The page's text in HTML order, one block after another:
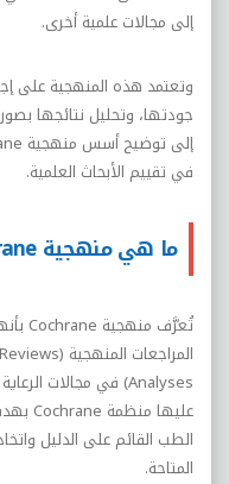
إلى مجالات علمية أخرى.
وتعتمد هذه المنهجية على
جودتها، وتحليل نتائجها
إلى توضيح أسس منهجية
في تقييم الأبحاث العلمية.
ما هي منهجية Cochrane؟
تُعرَّف منهجية Cochrane
المراجعات المنهجية (
Analyses) في مجالات
عليها منظمة Cochrane
الطب القائم على الدليل
المتاحة.